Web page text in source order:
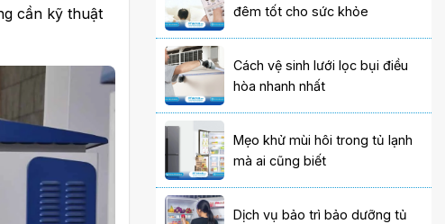
cần kỹ thuật
đêm tốt cho sức khỏe
Cách vệ sinh lưới lọc bụi điều
hòa nhanh nhất
Mẹo khử mùi hôi trong tủ lạnh
mà ai cũng biết
Dịch vụ bảo trì bảo dưỡng tủ